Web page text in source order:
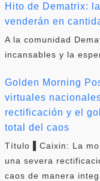
Hito de Dematrix:
venderán en
A la comunidad
incansables y la
Golden Morning
virtuales
rectificación y el
total del caos
Título ▌Caixin: La
una severa
caos de manera